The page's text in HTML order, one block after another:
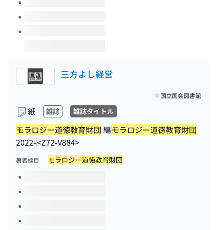
三方よし経営
紙 雑誌 雑誌タイトル
モラロジー道徳教育財団 編モラロジー道徳教育財団
2022-<Z72-V884>
国立国会図書館
著者標目 モラロジー道徳教育財団
このタイトルの巻号